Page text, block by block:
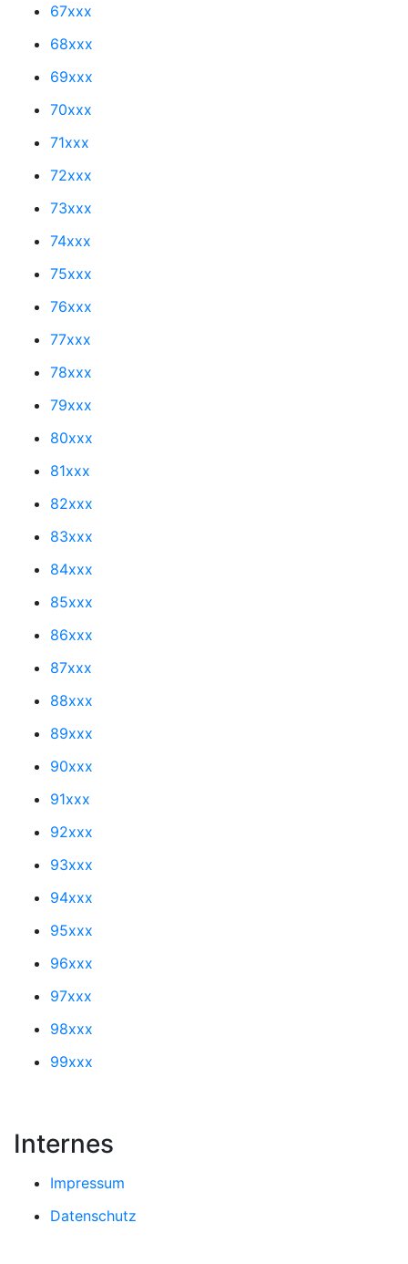
67xxx
68xxx
69xxx
70xxx
71xxx
72xxx
73xxx
74xxx
75xxx
76xxx
77xxx
78xxx
79xxx
80xxx
81xxx
82xxx
83xxx
84xxx
85xxx
86xxx
87xxx
88xxx
89xxx
90xxx
91xxx
92xxx
93xxx
94xxx
95xxx
96xxx
97xxx
98xxx
99xxx
Internes
Impressum
Datenschutz